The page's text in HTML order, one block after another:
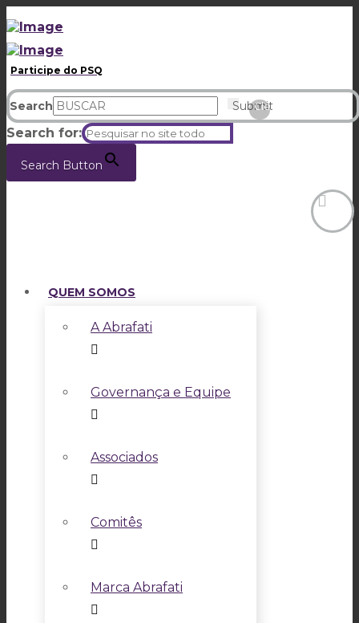
Participe do PSQ
Search Submit
Clear
Search for:
Search Button
QUEM SOMOS
A Abrafati
Governança e Equipe
Associados
Comitês
Marca Abrafati